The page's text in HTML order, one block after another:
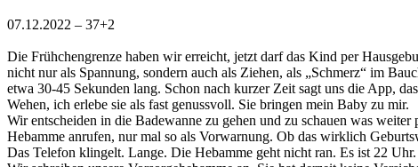
07.12.2022 – 37+2
Die Frühchengrenze haben wir erreicht, jetzt darf das Kind per
nicht nur als Spannung, sondern auch als Ziehen, als „Schmerz“ im
etwa 30-45 Sekunden lang. Schon nach kurzer Zeit sagt uns die App,
Wehen, ich erlebe sie als fast genussvoll. Sie bringen mein Baby zu mir.
Wir entscheiden in die Badewanne zu gehen und zu schauen was
Hebamme anrufen, nur mal so als Vorwarnung. Ob das wirklich
Das Telefon klingelt. Lange. Die Hebamme geht nicht ran. Es ist 22